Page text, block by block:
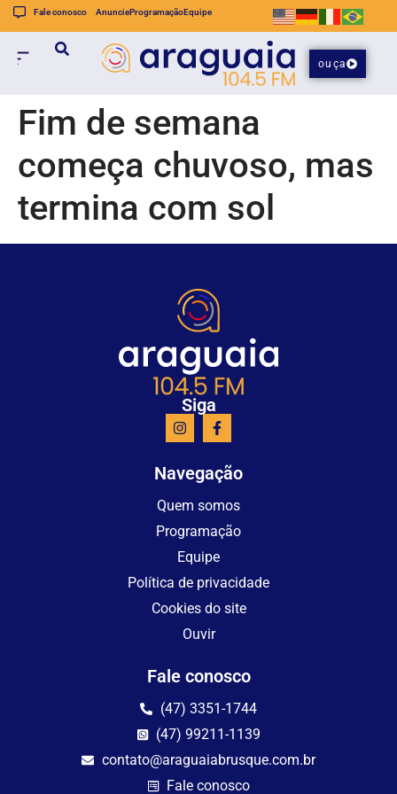
Fale conosco AnuncieProgramaçãoEquipe
ouça
Fim de semana
começa chuvoso, mas
termina com sol
Siga
Navegação
Quem somos
Programação
Equipe
Política de privacidade
Cookies do site
Ouvir
Fale conosco
(47) 3351-1744
(47) 99211-1139
contato@araguaiabrusque.com.br
Fale conosco